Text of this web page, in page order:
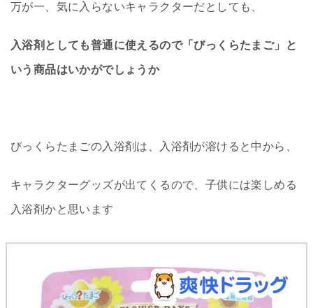
万が一、気に入らないキャラクターだとしても、
入浴剤としても普通に使えるので「びっくらたまご」と
いう商品はいかがでしょうか
びっくらたまごの入浴剤は、入浴剤が溶けると中から、
キャラクターグッズが出てくるので、子供には楽しめる
入浴剤かと思います